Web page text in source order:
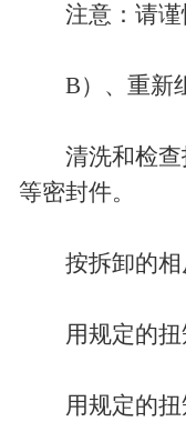
注意：请谨
B）、重新
清洗和检查
等密封件。
按拆卸的相
用规定的扭
用规定的扭